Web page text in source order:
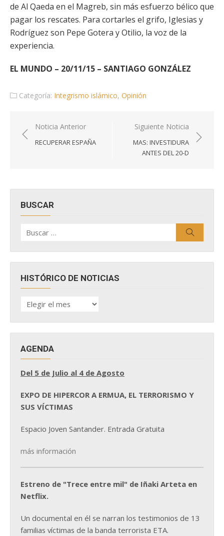
de Al Qaeda en el Magreb, sin más esfuerzo bélico que
pagar los rescates. Para cortarles el grifo, Iglesias y
Rodríguez son Pepe Gotera y Otilio, la voz de la
experiencia.
EL MUNDO – 20/11/15 – SANTIAGO GONZÁLEZ
Categoría: Integrismo islámico, Opinión
Navegación
de
Noticia Anterior
RECUPERAR ESPAÑA
Siguiente Noticia
MAS: INVESTIDURA
ANTES DEL 20-D
BUSCAR
por:
HISTÓRICO DE NOTICIAS
HISTÓRICO
DE
AGENDA
Del 5 de Julio al 4 de Agosto
EXPO DE HIPERCOR A ERMUA, EL TERRORISMO Y
SUS VÍCTIMAS
Espacio Joven Santander. Entrada Gratuita
más información
Estreno de "Trece entre mil" de Iñaki Arteta en
Netflix.
Un documental en él se narran los testimonios de 13
familias víctimas de la banda terrorista ETA.